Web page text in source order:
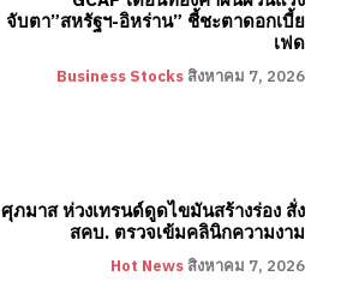
จับตา”สหรัฐฯ-อิหร่าน” ชี้ชะตาดอกเบี้ย
เฟด
Business Stocks สิงหาคม 7, 2026
ศุภมาส ห่วงเทรนด์ดูดไขมันสร้างร่อง สั่ง
สคบ. ตรวจเข้มคลินิกความงาม
Hot News สิงหาคม 7, 2026